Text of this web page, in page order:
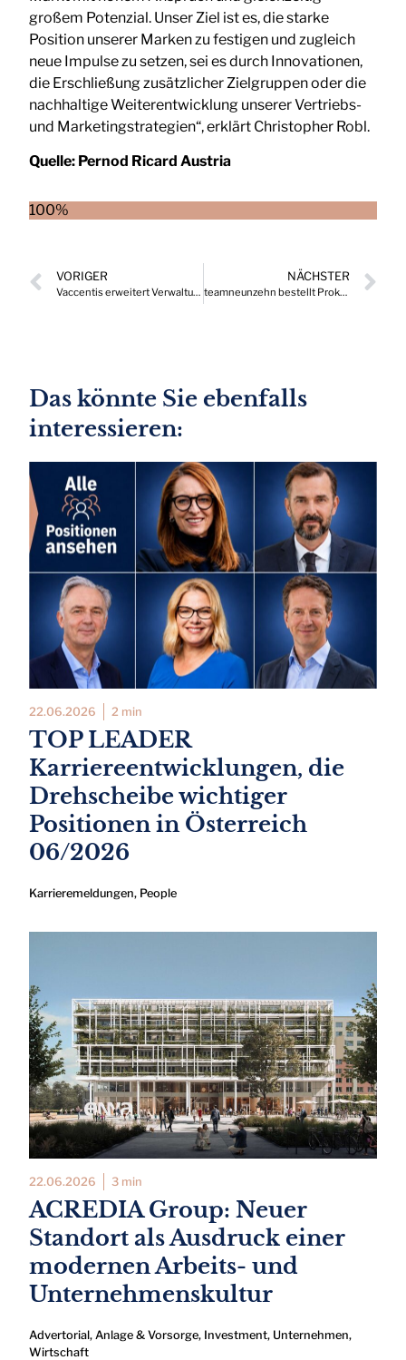
großem Potenzial. Unser Ziel ist es, die starke
Position unserer Marken zu festigen und zugleich
neue Impulse zu setzen, sei es durch Innovationen,
die Erschließung zusätzlicher Zielgruppen oder die
nachhaltige Weiterentwicklung unserer Vertriebs-
und Marketingstrategien“, erklärt Christopher Robl.
Quelle: Pernod Ricard Austria
100%
VORIGER
Vaccentis erweitert Verwaltungsrat
NÄCHSTER
teamneunzehn bestellt Prokuristen
Das könnte Sie ebenfalls
interessieren:
22.06.2026 2 min
TOP LEADER
Karriereentwicklungen, die
Drehscheibe wichtiger
Positionen in Österreich
06/2026
Karrieremeldungen, People
22.06.2026 3 min
ACREDIA Group: Neuer
Standort als Ausdruck einer
modernen Arbeits- und
Unternehmenskultur
Advertorial, Anlage & Vorsorge, Investment, Unternehmen,
Wirtschaft